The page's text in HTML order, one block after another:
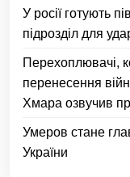
У росії готують
підрозділ для
Перехоплювачі,
перенесення
Хмара озвучив
Умеров стане
України